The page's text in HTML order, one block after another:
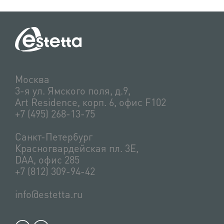
Москва
3-я ул. Ямского поля, д.9,
Art Residence, корп. 6, офис F102
+7 (495) 268-13-75
Санкт-Петербург
Красногвардейская пл. 3Е,
DAA, офис 285
+7 (812) 309-94-42
info@estetta.ru